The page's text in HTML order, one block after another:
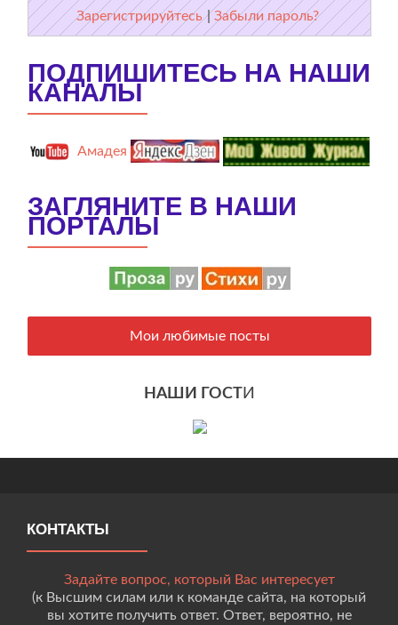
Зарегистрируйтесь |Забыли пароль?
ПОДПИШИТЕСЬ НА НАШИ
КАНАЛЫ
Амадея
ЗАГЛЯНИТЕ В НАШИ
ПОРТАЛЫ
Мои любимые посты
НАШИ ГОСТИ
КОНТАКТЫ
Задайте вопрос, который Вас интересует
(к Высшим силам или к команде сайта, на который
вы хотите получить ответ. Ответ, вероятно, не